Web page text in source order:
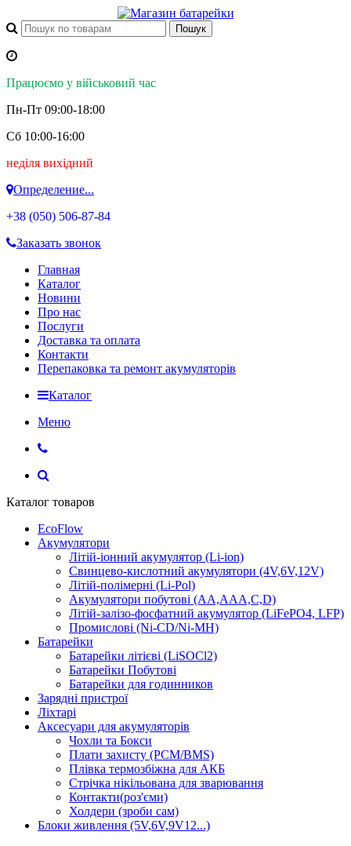
Працюємо у військовий час
Пн-Пт 09:00-18:00
Сб 10:00-16:00
неділя вихідний
Определение...
+38 (050) 506-87-84
Заказать звонок
Главная
Каталог
Новини
Про нас
Послуги
Доставка та оплата
Контакти
Перепаковка та ремонт акумуляторів
Каталог
Меню
Каталог товаров
EcoFlow
Акумулятори
Літій-іонний акумулятор (Li-ion)
Свинцево-кислотний акумулятори (4V,6V,12V)
Літій-полімерні (Li-Pol)
Акумулятори побутові (AA,AAA,C,D)
Літій-залізо-фосфатний акумулятор (LiFePO4, LFP)
Промислові (Ni-CD/Ni-MH)
Батарейки
Батарейки літієві (LiSOCl2)
Батарейки Побутові
Батарейки для годинников
Зарядні пристрої
Ліхтарі
Аксесуари для акумуляторів
Чохли та Бокси
Плати захисту (PCM/BMS)
Плівка термозбіжна для АКБ
Стрічка нікільована для зварювання
Контакти(роз'єми)
Холдери (зроби сам)
Блоки живлення (5V,6V,9V12...)